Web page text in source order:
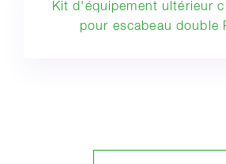
Kit d'équipement ultérieur
pour escabeau double